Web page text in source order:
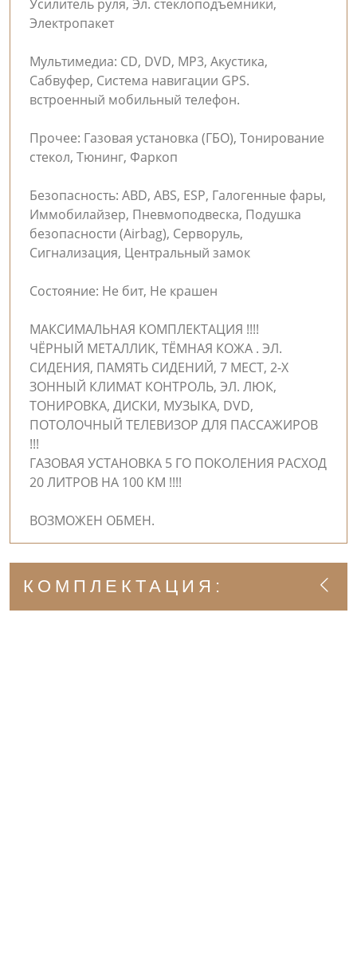
Усилитель руля, Эл. стеклоподъемники,
Электропакет
Мультимедиа: CD, DVD, MP3, Акустика,
Сабвуфер, Система навигации GPS.
встроенный мобильный телефон.
Прочее: Газовая установка (ГБО), Тонирование
стекол, Тюнинг, Фаркоп
Безопасность: ABD, ABS, ESP, Галогенные фары,
Иммобилайзер, Пневмоподвеска, Подушка
безопасности (Airbag), Серворуль,
Сигнализация, Центральный замок
Состояние: Не бит, Не крашен
МАКСИМАЛЬНАЯ КОМПЛЕКТАЦИЯ !!!!
ЧЁРНЫЙ МЕТАЛЛИК, ТЁМНАЯ КОЖА . ЭЛ.
СИДЕНИЯ, ПАМЯТЬ СИДЕНИЙ, 7 МЕСТ, 2-Х
ЗОННЫЙ КЛИМАТ КОНТРОЛЬ, ЭЛ. ЛЮК,
ТОНИРОВКА, ДИСКИ, МУЗЫКА, DVD,
ПОТОЛОЧНЫЙ ТЕЛЕВИЗОР ДЛЯ ПАССАЖИРОВ
!!!
ГАЗОВАЯ УСТАНОВКА 5 ГО ПОКОЛЕНИЯ РАСХОД
20 ЛИТРОВ НА 100 КМ !!!!
ВОЗМОЖЕН ОБМЕН.
КОМПЛЕКТАЦИЯ: